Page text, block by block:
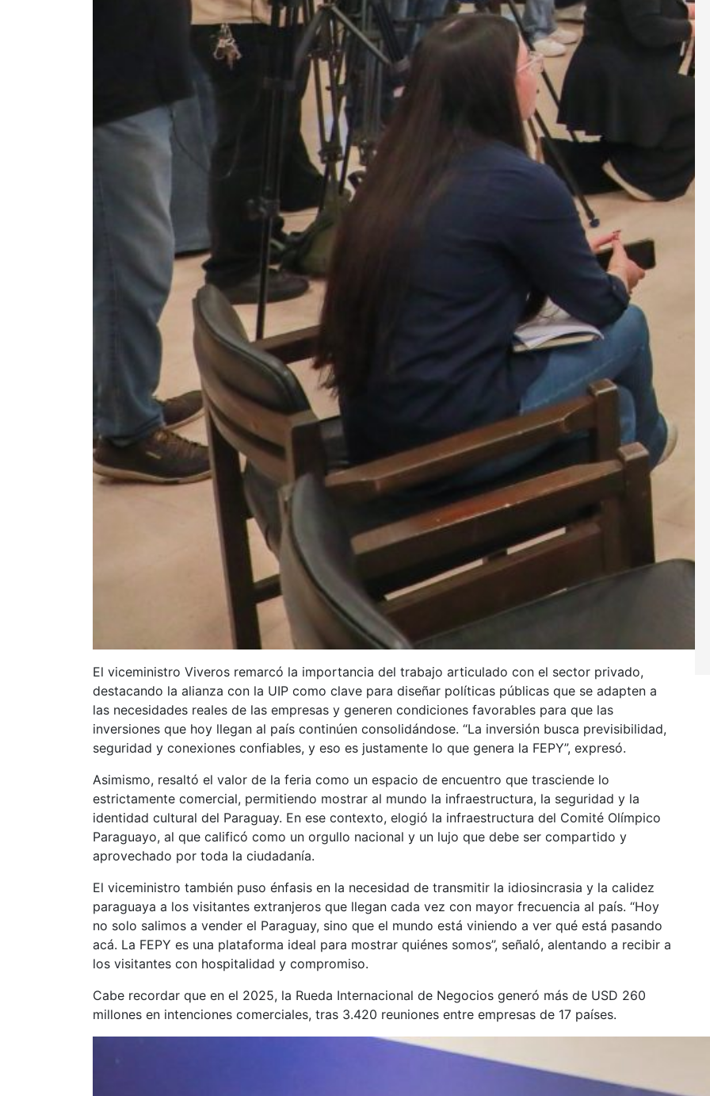
El viceministro Viveros remarcó la importancia del trabajo articulado con el sector privado,
destacando la alianza con la UIP como clave para diseñar políticas públicas que se adapten a
las necesidades reales de las empresas y generen condiciones favorables para que las
inversiones que hoy llegan al país continúen consolidándose. “La inversión busca previsibilidad,
seguridad y conexiones confiables, y eso es justamente lo que genera la FEPY”, expresó.
Asimismo, resaltó el valor de la feria como un espacio de encuentro que trasciende lo
estrictamente comercial, permitiendo mostrar al mundo la infraestructura, la seguridad y la
identidad cultural del Paraguay. En ese contexto, elogió la infraestructura del Comité Olímpico
Paraguayo, al que calificó como un orgullo nacional y un lujo que debe ser compartido y
aprovechado por toda la ciudadanía.
El viceministro también puso énfasis en la necesidad de transmitir la idiosincrasia y la calidez
paraguaya a los visitantes extranjeros que llegan cada vez con mayor frecuencia al país. “Hoy
no solo salimos a vender el Paraguay, sino que el mundo está viniendo a ver qué está pasando
acá. La FEPY es una plataforma ideal para mostrar quiénes somos”, señaló, alentando a recibir a
los visitantes con hospitalidad y compromiso.
Cabe recordar que en el 2025, la Rueda Internacional de Negocios generó más de USD 260
millones en intenciones comerciales, tras 3.420 reuniones entre empresas de 17 países.